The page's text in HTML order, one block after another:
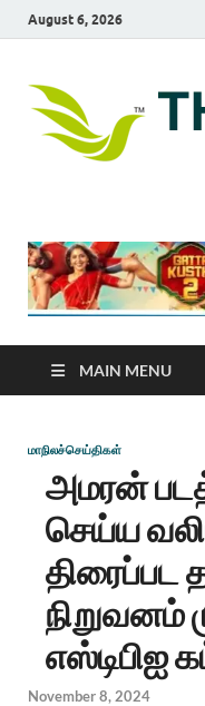
August 6, 2026
MAIN MENU
மாநிலச்செய்திகள்
அமரன்
செய்ய
திரைப்பட
நிறுவனம்
எஸ்டிபிஐ
November 8, 2024